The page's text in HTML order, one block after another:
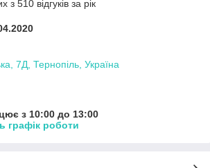
з 510 відгуків за рік
7Д, Тернопіль, Україна
з 10:00 до 13:00
графік роботи